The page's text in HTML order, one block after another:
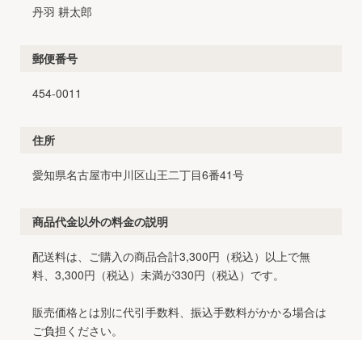
丹羽 耕太郎
郵便番号
454-0011
住所
愛知県名古屋市中川区山王二丁目6番41号
商品代金以外の料金の説明
配送料は、ご購入の商品合計3,300円（税込）以上で無
料、3,300円（税込）未満が330円（税込）です。
販売価格とは別に代引手数料、振込手数料がかかる場合は
ご負担ください。